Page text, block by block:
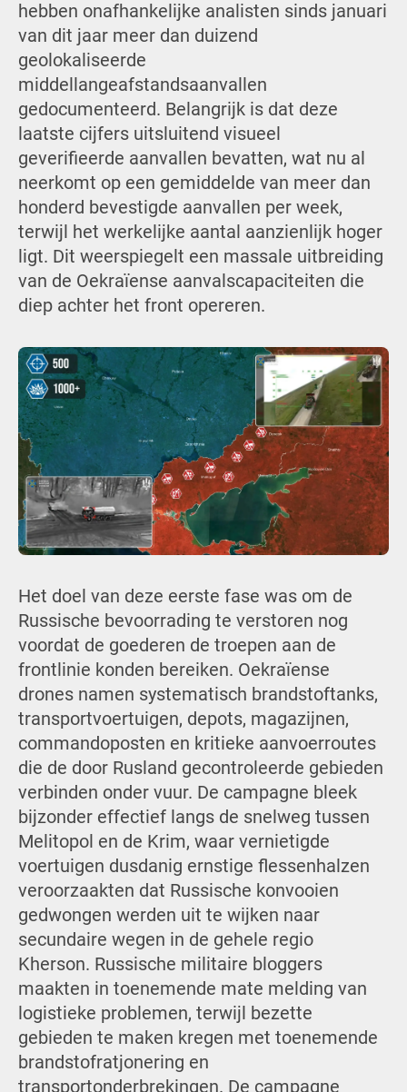
hebben onafhankelijke analisten sinds januari
van dit jaar meer dan duizend
geolokaliseerde
middellangeafstandsaanvallen
gedocumenteerd. Belangrijk is dat deze
laatste cijfers uitsluitend visueel
geverifieerde aanvallen bevatten, wat nu al
neerkomt op een gemiddelde van meer dan
honderd bevestigde aanvallen per week,
terwijl het werkelijke aantal aanzienlijk hoger
ligt. Dit weerspiegelt een massale uitbreiding
van de Oekraïense aanvalscapaciteiten die
diep achter het front opereren.
Het doel van deze eerste fase was om de
Russische bevoorrading te verstoren nog
voordat de goederen de troepen aan de
frontlinie konden bereiken. Oekraïense
drones namen systematisch brandstoftanks,
transportvoertuigen, depots, magazijnen,
commandoposten en kritieke aanvoerroutes
die de door Rusland gecontroleerde gebieden
verbinden onder vuur. De campagne bleek
bijzonder effectief langs de snelweg tussen
Melitopol en de Krim, waar vernietigde
voertuigen dusdanig ernstige flessenhalzen
veroorzaakten dat Russische konvooien
gedwongen werden uit te wijken naar
secundaire wegen in de gehele regio
Kherson. Russische militaire bloggers
maakten in toenemende mate melding van
logistieke problemen, terwijl bezette
gebieden te maken kregen met toenemende
brandstofratjonering en
transportonderbrekingen. De campagne